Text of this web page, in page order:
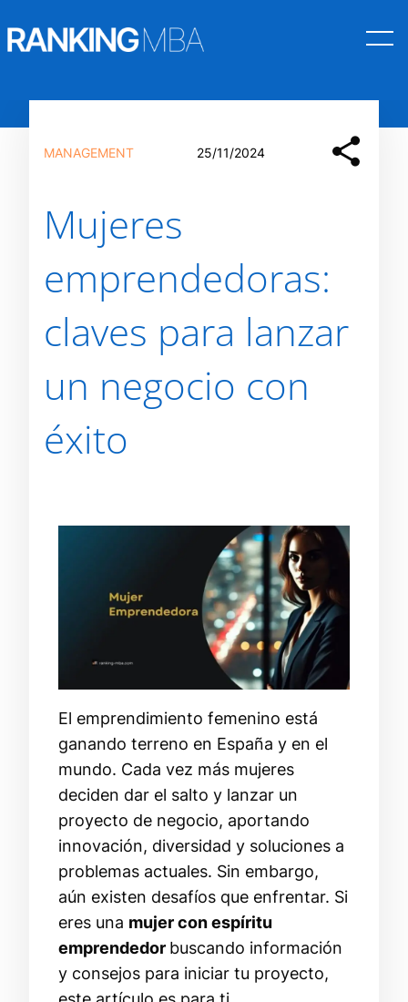
contenidoMANAGEMENT 25/11/2024
Mujeres
emprendedoras:
claves para lanzar
un negocio con
éxito
El emprendimiento femenino está
ganando terreno en España y en el
mundo. Cada vez más mujeres
deciden dar el salto y lanzar un
proyecto de negocio, aportando
innovación, diversidad y soluciones a
problemas actuales. Sin embargo,
aún existen desafíos que enfrentar. Si
eres una mujer con espíritu
emprendedor buscando información
y consejos para iniciar tu proyecto,